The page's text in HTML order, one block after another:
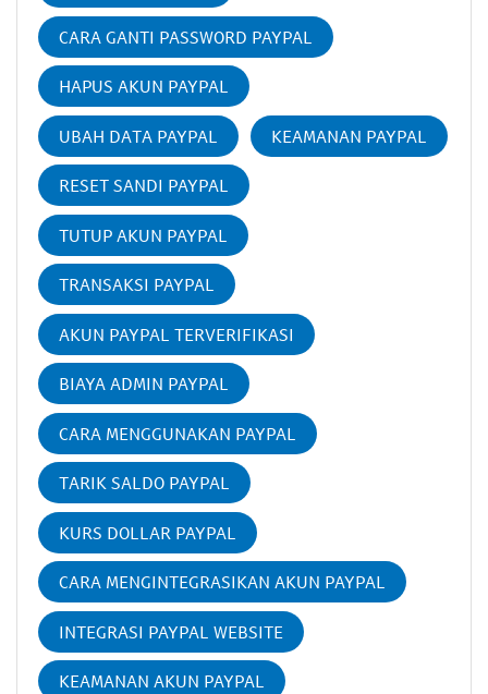
CARA GANTI PASSWORD PAYPAL
HAPUS AKUN PAYPAL
UBAH DATA PAYPAL KEAMANAN PAYPAL
RESET SANDI PAYPAL
TUTUP AKUN PAYPAL
TRANSAKSI PAYPAL
AKUN PAYPAL TERVERIFIKASI
BIAYA ADMIN PAYPAL
CARA MENGGUNAKAN PAYPAL
TARIK SALDO PAYPAL
KURS DOLLAR PAYPAL
CARA MENGINTEGRASIKAN AKUN PAYPAL
INTEGRASI PAYPAL WEBSITE
KEAMANAN AKUN PAYPAL